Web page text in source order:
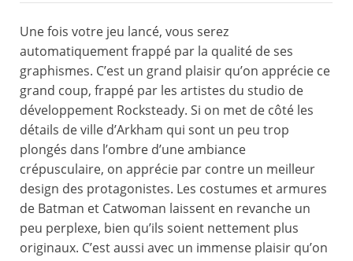
Une fois votre jeu lancé, vous serez
automatiquement frappé par la qualité de ses
graphismes. C’est un grand plaisir qu’on apprécie ce
grand coup, frappé par les artistes du studio de
développement Rocksteady. Si on met de côté les
détails de ville d’Arkham qui sont un peu trop
plongés dans l’ombre d’une ambiance
crépusculaire, on apprécie par contre un meilleur
design des protagonistes. Les costumes et armures
de Batman et Catwoman laissent en revanche un
peu perplexe, bien qu’ils soient nettement plus
originaux. C’est aussi avec un immense plaisir qu’on